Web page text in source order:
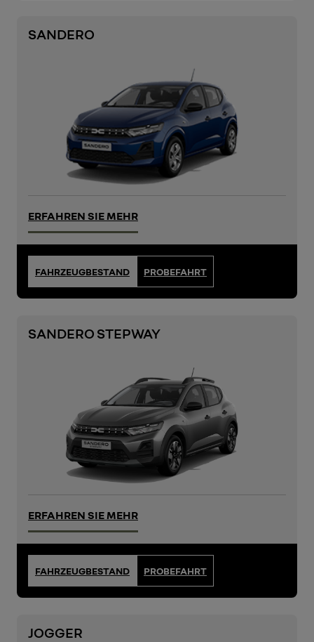
SANDERO
ERFAHREN SIE MEHR
FAHRZEUGBESTAND PROBEFAHRT
SANDERO STEPWAY
ERFAHREN SIE MEHR
FAHRZEUGBESTAND PROBEFAHRT
JOGGER